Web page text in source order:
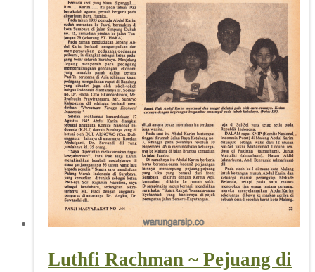
Luthfi Rachman ~ Pejuang di